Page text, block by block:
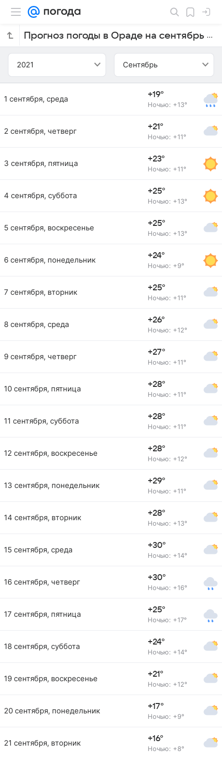
Прогноз погоды в Ораде на сентябрь 2021 года
2021 Сентябрь
1 сентября, среда +19°
Ночью: +13°
2 сентября, четверг +21°
Ночью: +11°
3 сентября, пятница +23°
Ночью: +11°
4 сентября, суббота +25°
Ночью: +13°
5 сентября, воскресенье +25°
Ночью: +13°
6 сентября, понедельник +24°
Ночью: +9°
7 сентября, вторник +25°
Ночью: +11°
8 сентября, среда +26°
Ночью: +12°
9 сентября, четверг +27°
Ночью: +11°
10 сентября, пятница +28°
Ночью: +11°
11 сентября, суббота +28°
Ночью: +11°
12 сентября, воскресенье +28°
Ночью: +12°
13 сентября, понедельник +29°
Ночью: +11°
14 сентября, вторник +28°
Ночью: +13°
15 сентября, среда +30°
Ночью: +14°
16 сентября, четверг +30°
Ночью: +16°
17 сентября, пятница +25°
Ночью: +17°
18 сентября, суббота +24°
Ночью: +14°
19 сентября, воскресенье +21°
Ночью: +12°
20 сентября, понедельник +17°
Ночью: +9°
21 сентября, вторник +16°
Ночью: +8°